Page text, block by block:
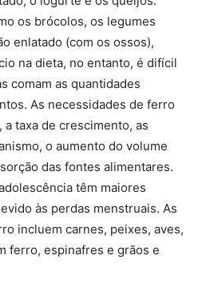
os brócolos, os legumes
enlatado (com os ossos),
na dieta, no entanto, é difícil
comam as quantidades
As necessidades de ferro
taxa de crescimento, as
o aumento do volume
das fontes alimentares.
têm maiores
às perdas menstruais. As
incluem carnes, peixes, aves,
ferro, espinafres e grãos e